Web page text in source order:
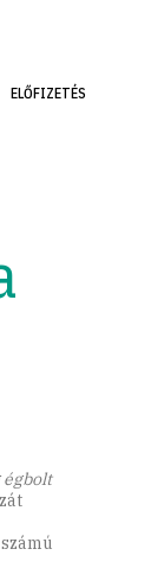
ELŐFIZETÉS
égbolt